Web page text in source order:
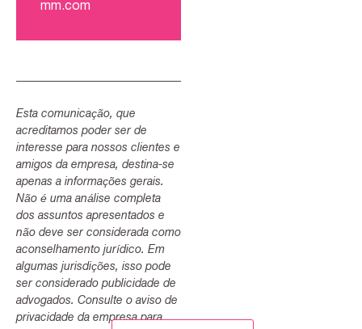
mm.com
Esta comunicação, que
acreditamos poder ser de
interesse para nossos clientes e
amigos da empresa, destina-se
apenas a informações gerais.
Não é uma análise completa
dos assuntos apresentados e
não deve ser considerada como
aconselhamento jurídico. Em
algumas jurisdições, isso pode
ser considerado publicidade de
advogados. Consulte o aviso de
privacidade da empresa para